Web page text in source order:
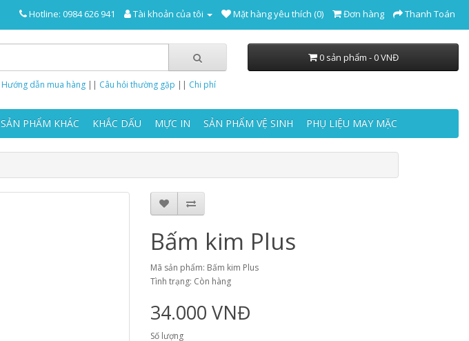
Hotline: 0984 626 941 Tài khoản của tôi Mặt hàng yêu thích (0) Đơn hàng Thanh Toán
Hướng dẫn mua hàng || Câu hỏi thường gặp || Chi phí
0 sản phẩm - 0 VNĐ
SẢN PHẨM KHÁC KHẮC DẤU MỰC IN SẢN PHẨM VỆ SINH PHỤ LIỆU MAY MẶC
Bấm kim Plus
Mã sản phẩm: Bấm kim Plus
Tình trạng: Còn hàng
34.000 VNĐ
Số lượng